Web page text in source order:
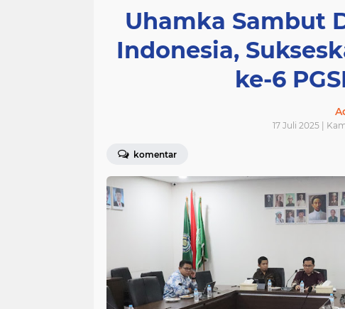
Uhamka Sambut
Indonesia,
ke-6
17 Juli 2025 |
komentar